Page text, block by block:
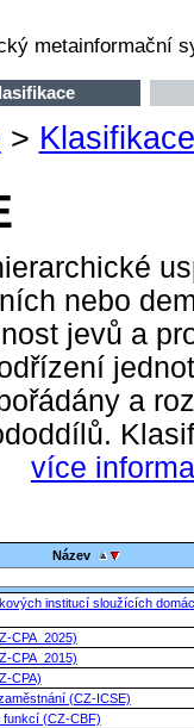
metainformační
> Klasifikace
nebo
jevů a
a
více
Název
institucí sloužících
CPA_2025)
CPA_2015)
CPA)
(CZ-ICSE)
funkcí (CZ-CBF)